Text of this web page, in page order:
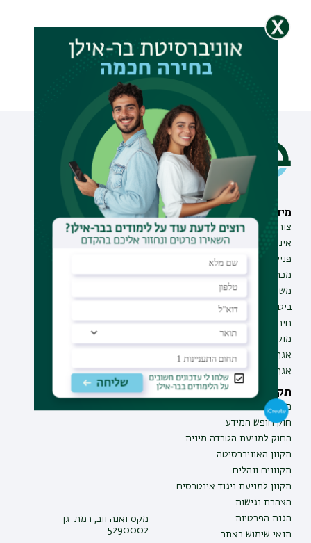
מידע וסיוע
צור קשר
אינ-בר מידע אישי לסטודנט
פנייה למנהל האתר
מכרזים
משרות בבר-אילן
ביטחון ובטיחות
חירום ועזרה ראשונה
מוקד בקרה לדיווחים
אגף התקשוב
אגף התפעול
תחומי לימוד
תואר ראשון
תואר שני
מכינות
תקנות וביקורת
מבקר האוניברסיטה
חוק חופש המידע
החוק למניעת הטרדה מינית
תקנון האוניברסיטה
תקנונים ונהלים
תקנון למניעת ניגוד אינטרסים
הצהרת נגישות
הגנת הפרטיות
תנאי שימוש באתר
מקס ואנה ווב, רמת-גן
5290002